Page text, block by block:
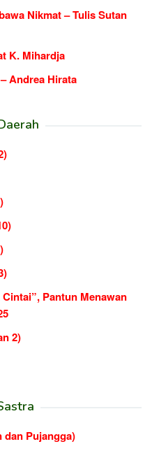
Nikmat – Tulis Sutan
K. Mihardja
Andrea Hirata
Pantun Menawan
2)
dan Pujangga)